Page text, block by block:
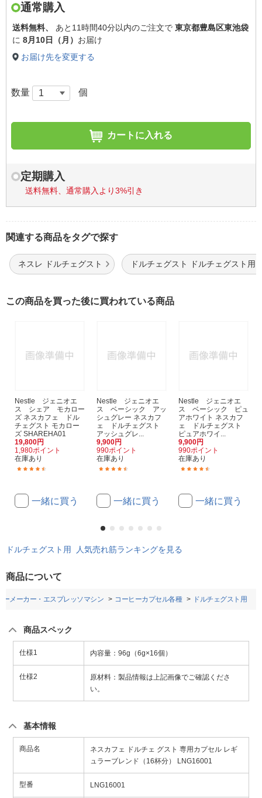
通常購入
送料無料、 あと 11時間40分以内のご注文で 東京都豊島区東池袋
に 8月10日（月） お届け
お届け先を変更する
数量 個
カートに入れる
定期購入
送料無料、通常購入より3%引き
関連する商品をタグで探す
ネスレ ドルチェグスト ドルチェグスト ドルチェグスト用
この商品を買った後に買われている商品
Nestle ジェニオエ
ス シェア モカロー
ズ ネスカフェ ドル
チェグスト モカロー
ズ SHAREHA01
19,800円
1,980ポイント
在庫あり
一緒に買う
Nestle ジェニオエ
ス ベーシック アッ
シュグレー ネスカフ
ェ ドルチェグスト
アッシュグレ...
9,900円
990ポイント
在庫あり
一緒に買う
Nestle ジェニオエ
ス ベーシック ピュ
アホワイト ネスカフ
ェ ドルチェグスト
ピュアホワイ...
9,900円
990ポイント
在庫あり
一緒に買う
ドルチェグスト用 人気売れ筋ランキングを見る
商品について
ーメーカー・エスプレッソマシン コーヒーカプセル各種 ドルチェグスト用
商品スペック
仕様1 内容量：96g（6g×16個）
仕様2
原材料：製品情報は上記画像でご確認くださ
い。
基本情報
商品名
ネスカフェ ドルチェ グスト 専用カプセル レギ
ュラーブレンド（16杯分） LNG16001
型番 LNG16001